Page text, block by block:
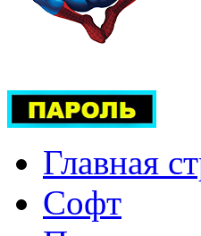
Главная
Софт